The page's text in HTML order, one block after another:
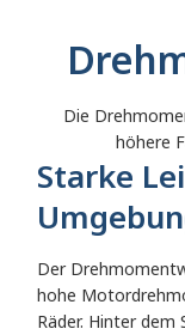
Die
höhere
Starke
Der
hohe
Räder. Hinter dem